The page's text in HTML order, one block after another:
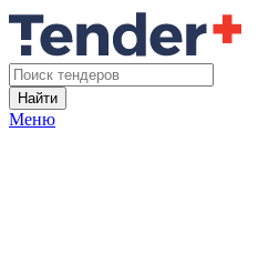
Найти
Меню